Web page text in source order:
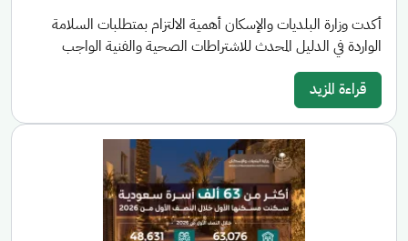
أكدت وزارة البلديات والإسكان أهمية الالتزام بمتطلبات السلامة
الواردة في الدليل المحدث للاشتراطات الصحية والفنية الواجب
قراءة المزيد